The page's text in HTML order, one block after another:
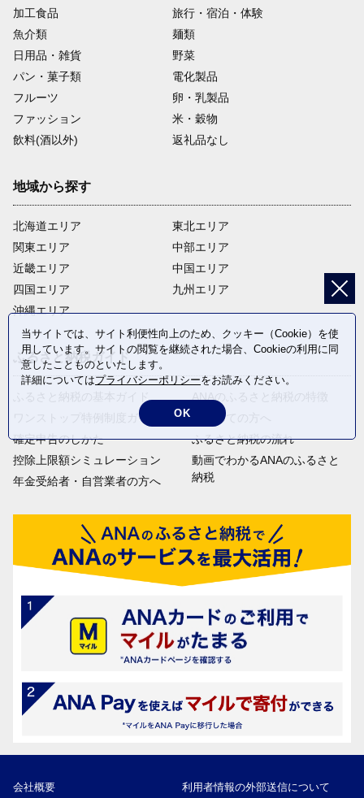
加工食品
旅行・宿泊・体験
魚介類
麺類
日用品・雑貨
野菜
パン・菓子類
電化製品
フルーツ
卵・乳製品
ファッション
米・穀物
飲料(酒以外)
返礼品なし
地域から探す
北海道エリア
関東エリア
近畿エリア
四国エリア
沖縄エリア
東北エリア
中部エリア
中国エリア
九州エリア
ふるさと納税ガイド
ふるさと納税の基本ガイド
ワンストップ特例制度ガイド
確定申告のしかた
控除上限額シミュレーション
年金受給者・自営業者の方へ
ANAのふるさと納税の特徴
はじめての方へ
ふるさと納税の流れ
動画でわかるANAのふるさと
納税
会社概要 利用者情報の外部送信について
当サイトでは、サイト利便性向上のため、クッキー（Cookie）を使
用しています。サイトの閲覧を継続された場合、Cookieの利用に同
意したことものといたします。
詳細についてはプライバシーポリシーをお読みください。
OK